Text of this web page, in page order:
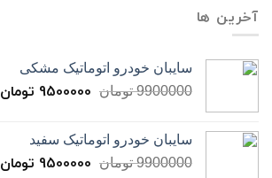
آخرین ها
سایبان خودرو اتوماتیک مشکی
9900000 تومان 9500000 تومان
سایبان خودرو اتوماتیک سفید
9900000 تومان 9500000 تومان